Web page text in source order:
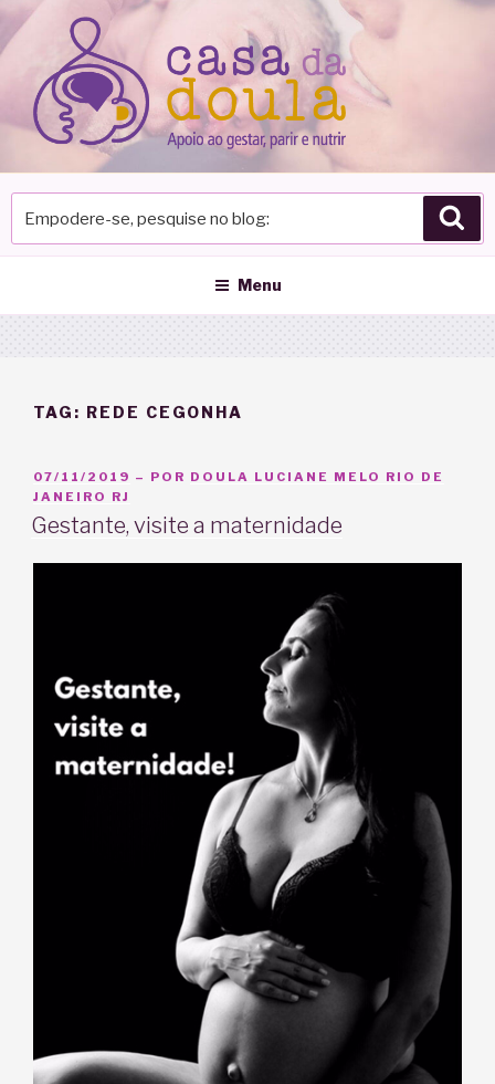
Pular
para
conteúdo
pesquise
blog
Menu
TAG: REDE CEGONHA
PUBLICADO
EM
07/11/2019 – POR DOULA LUCIANE MELO RIO DE
JANEIRO RJ
Gestante, visite a maternidade